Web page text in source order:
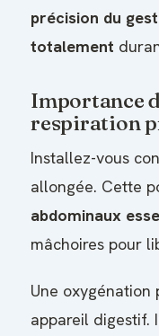
précision du
totalement
Importance
respiration
Installez-vous
allongée. Cette
abdominaux
mâchoires pour
Une
appareil digestif.